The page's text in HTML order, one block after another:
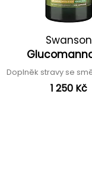
Swanson
Doplněk stravy se
1 250 Kč